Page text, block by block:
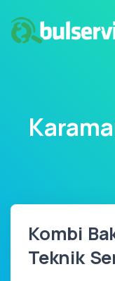
Kombi
Teknik